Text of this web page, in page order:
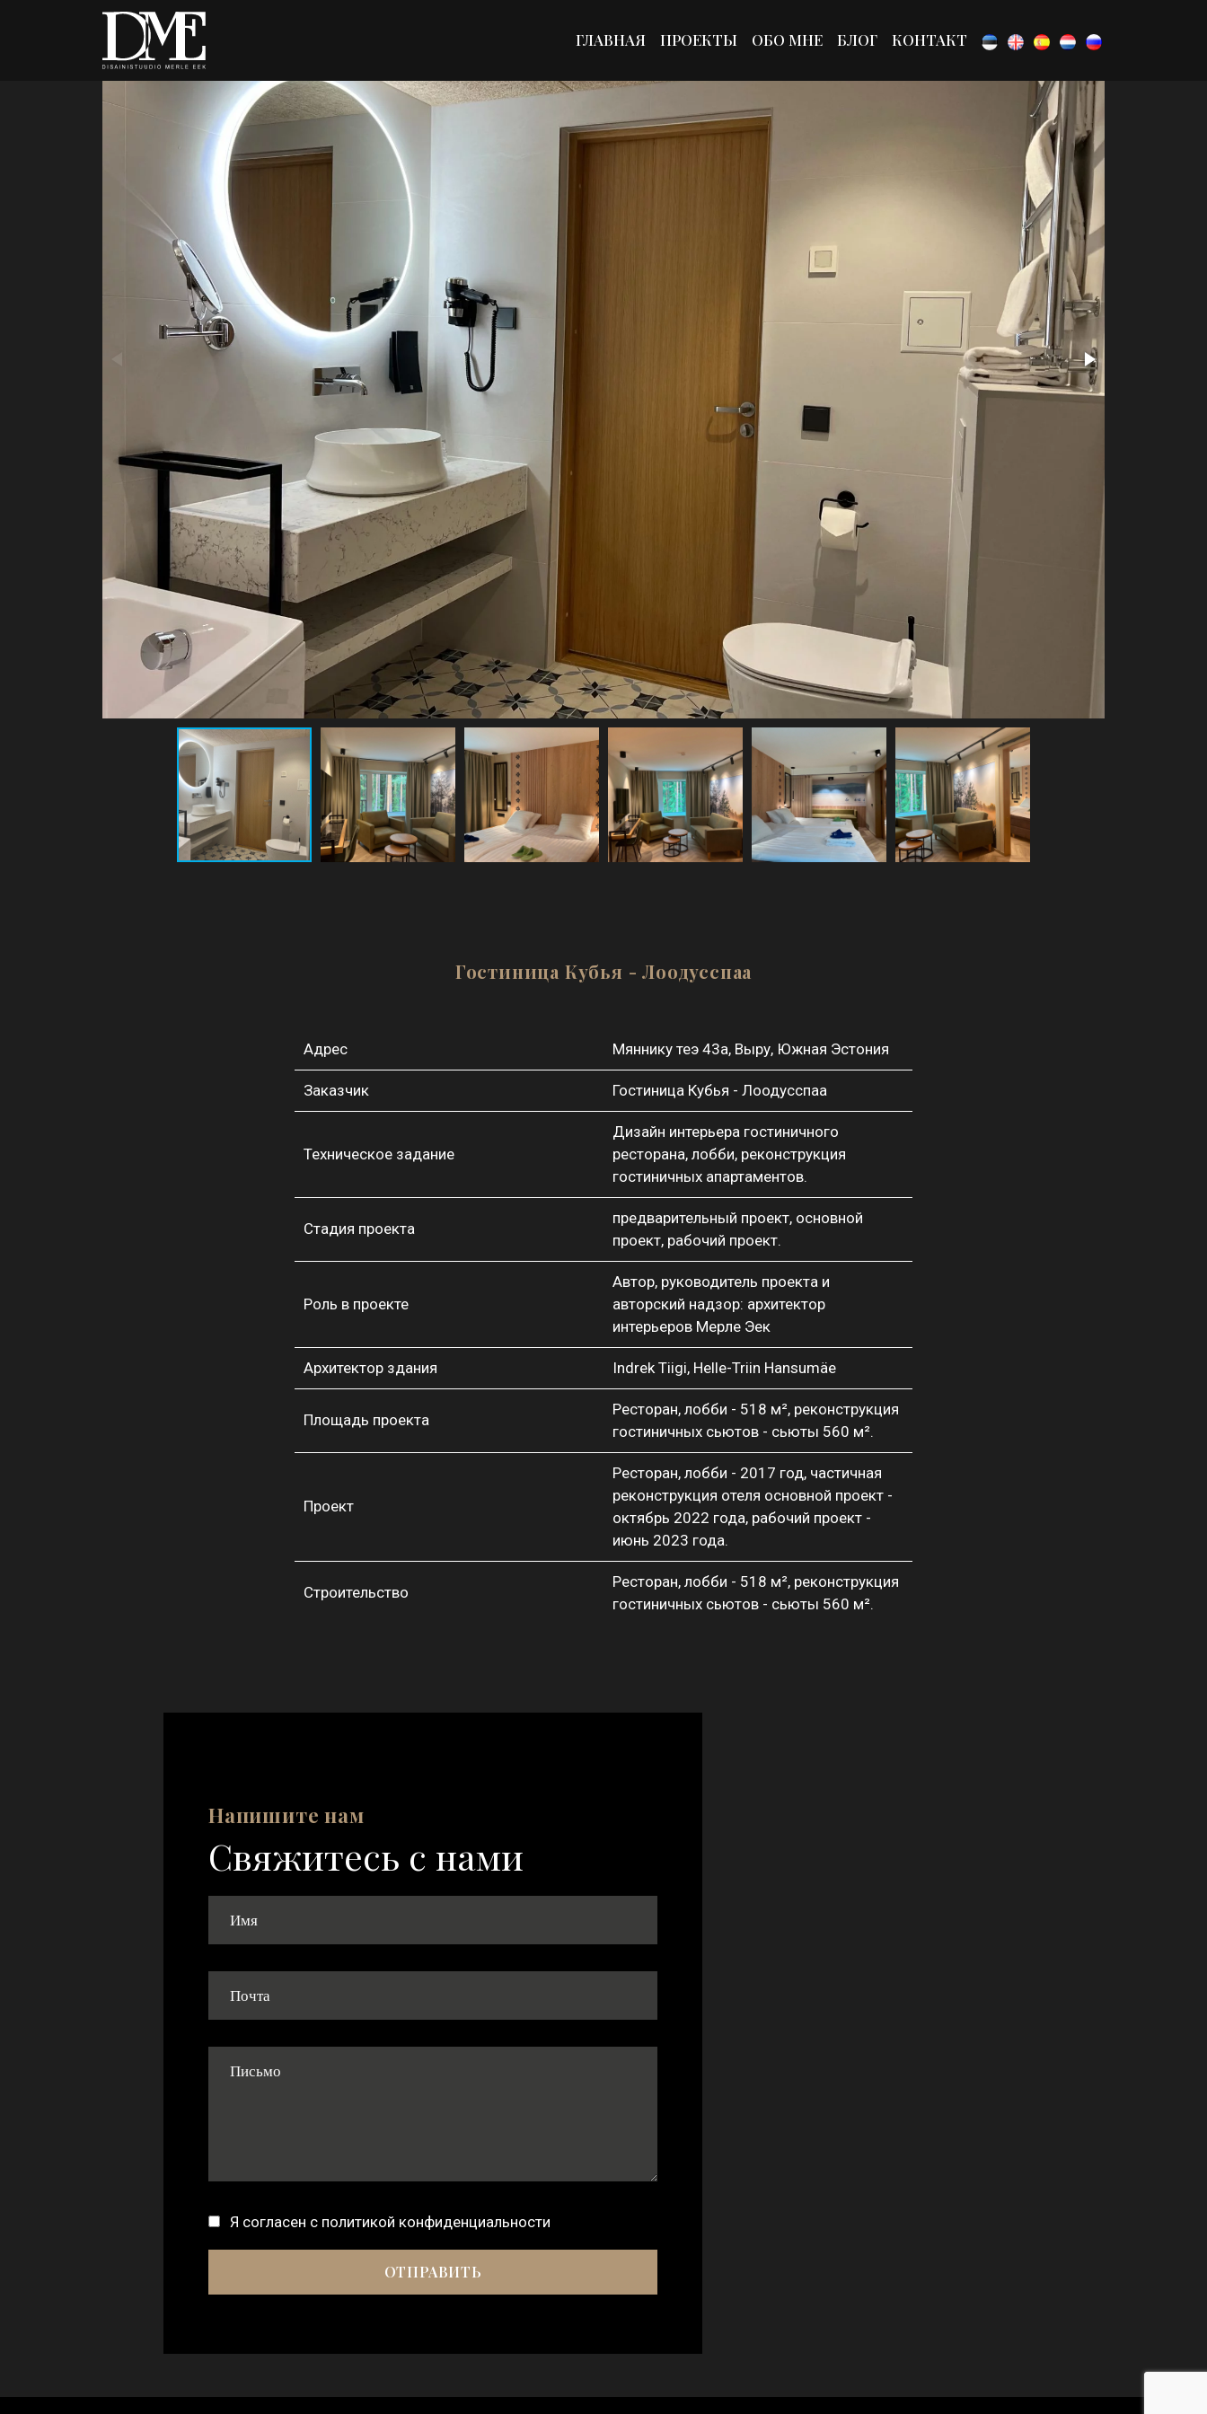
ГЛАВНАЯ ПРОЕКТЫ ОБО МНЕ БЛОГ КОНТАКТ
Гостиница Кубья - Лоодусспаа
Адрес Мяннику теэ 43а, Выру, Южная Эстония
Заказчик Гостиница Кубья - Лоодусспаа
Техническое задание
Дизайн интерьера гостиничного
ресторана, лобби, реконструкция
гостиничных апартаментов.
Стадия проекта
предварительный проект, основной
проект, рабочий проект.
Роль в проекте
Автор, руководитель проекта и
авторский надзор: архитектор
интерьеров Мерле Эек
Архитектор здания Indrek Tiigi, Helle-Triin Hansumäe
Площадь проекта
Ресторан, лобби - 518 м², реконструкция
гостиничных сьютов - сьюты 560 м².
Проект
Ресторан, лобби - 2017 год, частичная
реконструкция отеля основной проект -
октябрь 2022 года, рабочий проект -
июнь 2023 года.
Строительство
Ресторан, лобби - 518 м², реконструкция
гостиничных сьютов - сьюты 560 м².
Напишите нам
Свяжитесь с нами
Я согласен с политикой конфиденциальности